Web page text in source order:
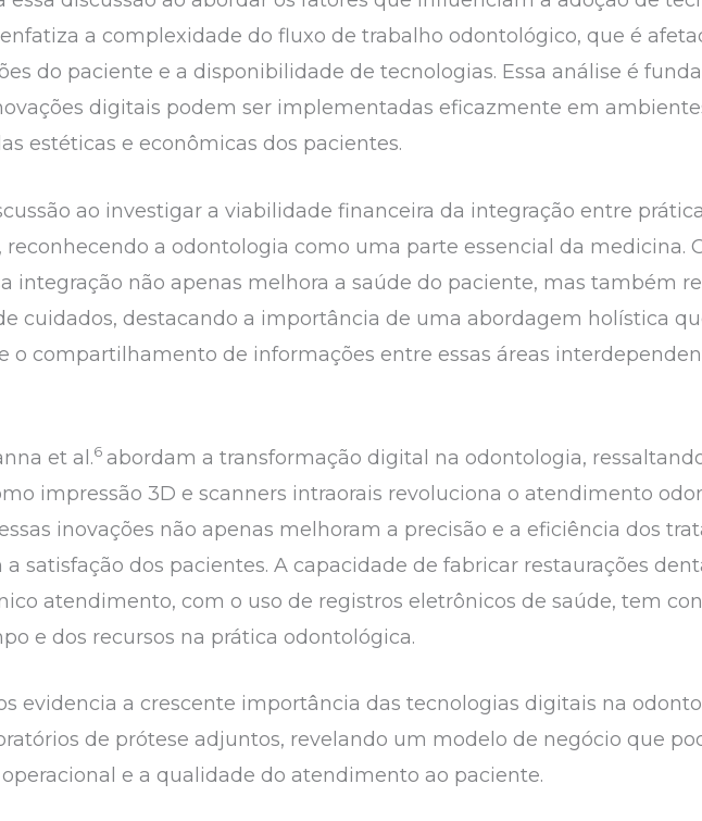
a complexidade do fluxo de trabalho odontológico, que é
do paciente e a disponibilidade de tecnologias. Essa análise é
digitais podem ser implementadas eficazmente em
estéticas e econômicas dos pacientes.
ao investigar a viabilidade financeira da integração entre
a odontologia como uma parte essencial da medicina.
integração não apenas melhora a saúde do paciente, mas também
cuidados, destacando a importância de uma abordagem holística
o compartilhamento de informações entre essas áreas
et al.6 abordam a transformação digital na odontologia,
impressão 3D e scanners intraorais revoluciona o atendimento
inovações não apenas melhoram a precisão e a eficiência dos
satisfação dos pacientes. A capacidade de fabricar restaurações
atendimento, com o uso de registros eletrônicos de saúde, tem
e dos recursos na prática odontológica.
evidencia a crescente importância das tecnologias digitais na
de prótese adjuntos, revelando um modelo de negócio que
e a qualidade do atendimento ao paciente.